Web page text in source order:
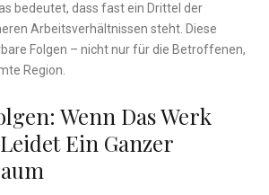
bedeutet, dass fast ein Drittel der
Arbeitsverhältnissen steht. Diese
Folgen – nicht nur für die Betroffenen,
Region.
Wenn Das Werk
Ein Ganzer